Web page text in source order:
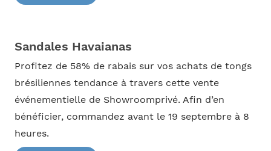
Sandales Havaianas
Profitez de 58% de rabais sur vos achats de tongs
brésiliennes tendance à travers cette vente
événementielle de Showroomprivé. Afin d’en
bénéficier, commandez avant le 19 septembre à 8
heures.